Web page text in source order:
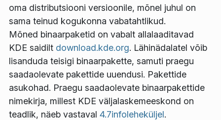
oma distributsiooni versioonile, mõnel juhul on
sama teinud kogukonna vabatahtlikud.
Mõned binaarpaketid on vabalt allalaaditavad
KDE saidilt download.kde.org. Lähinädalatel võib
lisanduda teisigi binaarpakette, samuti praegu
saadaolevate pakettide uuendusi. Pakettide
asukohad. Praegu saadaolevate binaarpakettide
nimekirja, millest KDE väljalaskemeeskond on
teadlik, näeb vastaval 4.7infoleheküljel.